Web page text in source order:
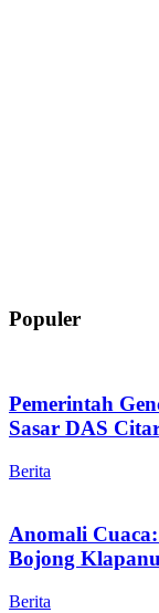
Populer
Pemerintah
Sasar DAS
Berita
Anomali
Bojong
Berita